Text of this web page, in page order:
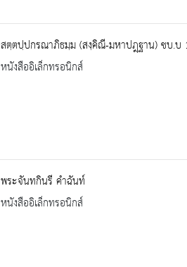
สตฺตปฺปกรณาภิธมฺม (สงฺคิณี-มหาปฎฺฐาน) ชบ.บ
หนังสืออิเล็กทรอนิกส์
พระจันทกินรี คำฉันท์
หนังสืออิเล็กทรอนิกส์